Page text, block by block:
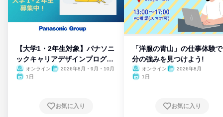
【大学1・2年生対象】パナソニ
ックキャリアデザインプログラ
ム
オンライン
2026年8月・9月・10月
1日
お気に入り
「洋服の青山」の仕事体験
分の強みを見つけよう!
オンライン
2026年8月
1日
お気に入り